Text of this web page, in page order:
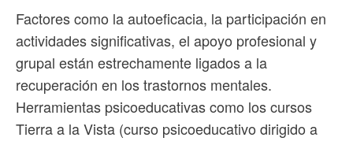
Factores como la autoeficacia, la participación en
actividades significativas, el apoyo profesional y
grupal están estrechamente ligados a la
recuperación en los trastornos mentales.
Herramientas psicoeducativas como los cursos
Tierra a la Vista (curso psicoeducativo dirigido a